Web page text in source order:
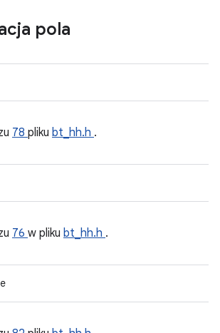
pola
78 pliku bt_hh.h .
76 w pliku bt_hh.h .